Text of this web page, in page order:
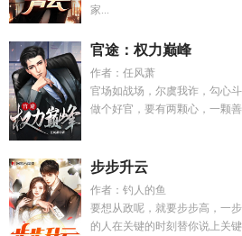
家...
官途：权力巅峰
作者：任风萧
官场如战场，尔虞我诈，勾心
做个好官，要有两颗心，一颗
步步升云
作者：钓人的鱼
要想从政呢，就要步步高，一
的人在关键的时刻替你说上关